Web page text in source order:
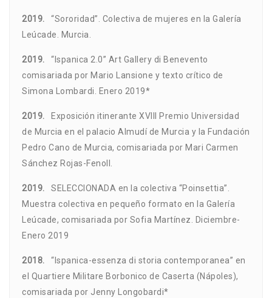
2019. “Sororidad”. Colectiva de mujeres en la Galería
Leúcade. Murcia.
2019. “Ispanica 2.0” Art Gallery di Benevento
comisariada por Mario Lansione y texto crítico de
Simona Lombardi. Enero 2019*
2019. Exposición itinerante XVIII Premio Universidad
de Murcia en el palacio Almudí de Murcia y la Fundación
Pedro Cano de Murcia, comisariada por Mari Carmen
Sánchez Rojas-Fenoll.
2019.
SELECCIONADA en la colectiva “Poinsettia”.
Muestra colectiva en pequeño formato en la Galería
Leúcade, comisariada por Sofia Martínez. Diciembre-
Enero 2019
2018. “Ispanica-essenza di storia contemporanea” en
el Quartiere Militare Borbonico de Caserta (Nápoles),
comisariada por Jenny Longobardi*